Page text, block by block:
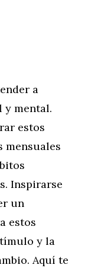
a
y mental.
estos
mensuales
Inspirarse
un
estos
y la
Aquí te